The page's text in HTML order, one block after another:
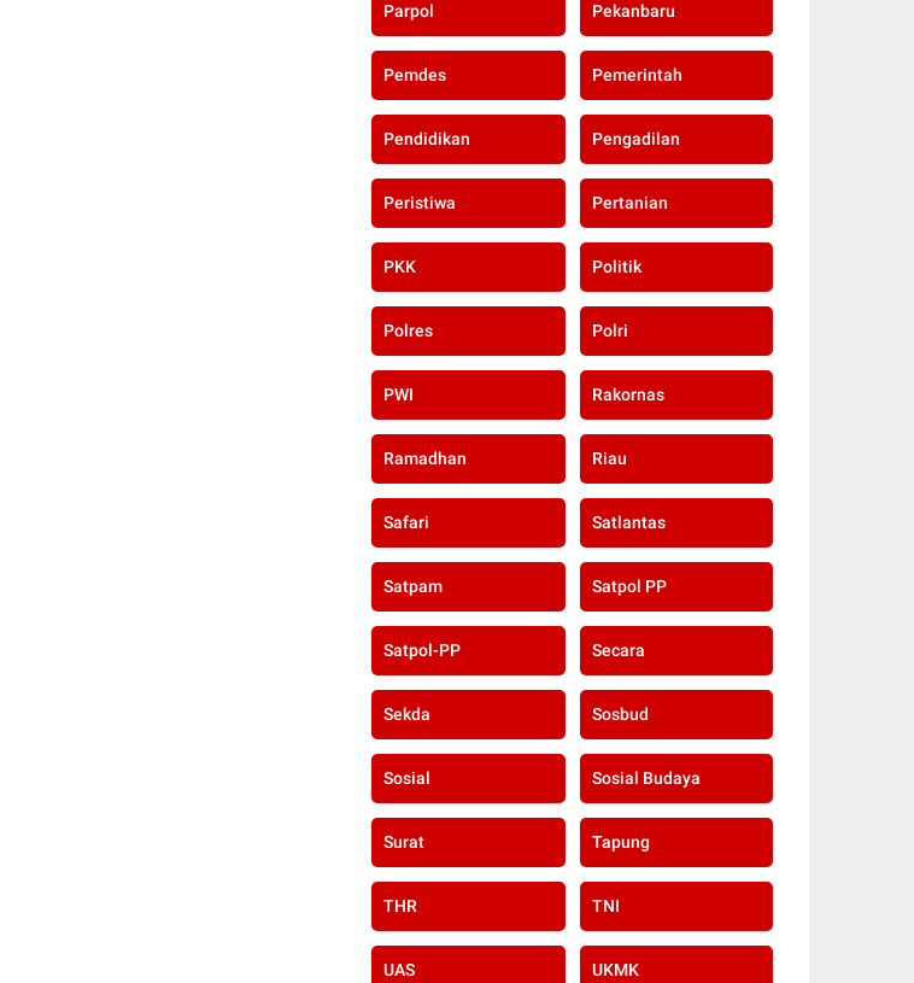
Parpol Pekanbaru
Pemdes Pemerintah
Pendidikan Pengadilan
Peristiwa Pertanian
PKK Politik
Polres Polri
PWI Rakornas
Ramadhan Riau
Safari Satlantas
Satpam Satpol PP
Satpol-PP Secara
Sekda Sosbud
Sosial Sosial Budaya
Surat Tapung
THR TNI
UAS UKMK